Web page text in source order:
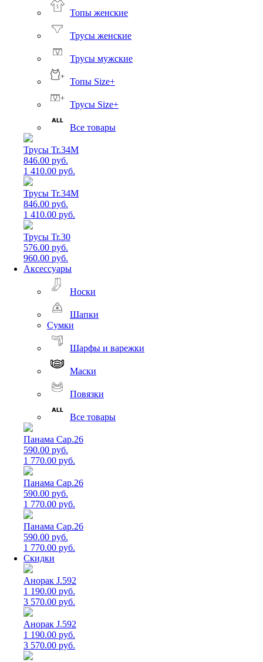
Топы женские
Трусы женские
Трусы мужские
Топы Size+
Трусы Size+
Все товары
Трусы Tr.34M
846.00 руб.
1 410.00 руб.
Трусы Tr.34M
846.00 руб.
1 410.00 руб.
Трусы Tr.30
576.00 руб.
960.00 руб.
Аксессуары
Носки
Шапки
Сумки
Шарфы и варежки
Маски
Повязки
Все товары
Панама Cap.26
590.00 руб.
1 770.00 руб.
Панама Cap.26
590.00 руб.
1 770.00 руб.
Панама Cap.26
590.00 руб.
1 770.00 руб.
Скидки
Анорак J.592
1 190.00 руб.
3 570.00 руб.
Анорак J.592
1 190.00 руб.
3 570.00 руб.